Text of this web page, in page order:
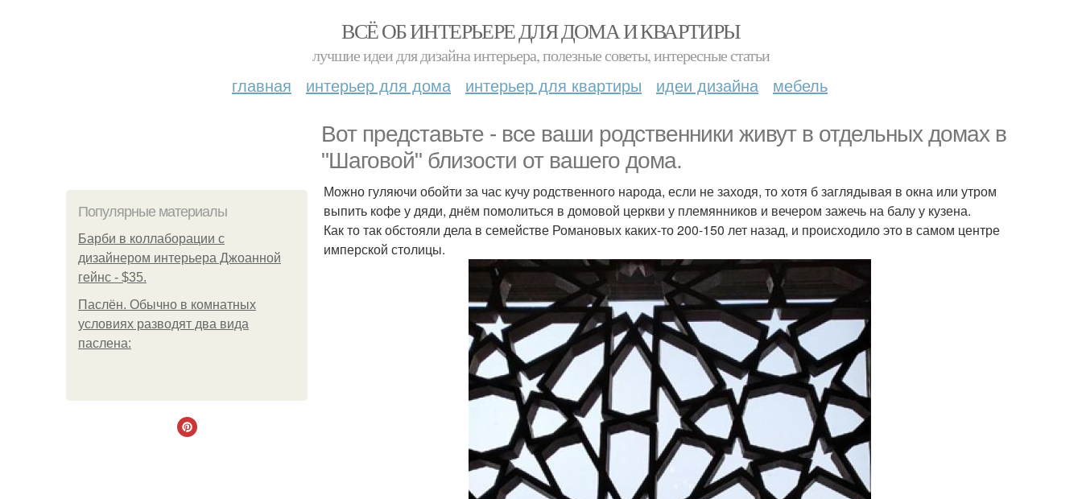
ВСЁ ОБ ИНТЕРЬЕРЕ ДЛЯ ДОМА И КВАРТИРЫ
лучшие идеи для дизайна интерьера, полезные советы, интересные статьи
главная интерьер для дома интерьер для квартиры идеи дизайна мебель
Вот представьте - все ваши родственники живут в отдельных домах в
"Шаговой" близости от вашего дома.
Популярные материалы
Барби в коллаборации с
дизайнером интерьера Джоанной
гейнс - $35.
Паслён. Обычно в комнатных
условиях разводят два вида
паслена:
Можно гуляючи обойти за час кучу родственного народа, если не заходя, то хотя б заглядывая в окна или утром
выпить кофе у дяди, днём помолиться в домовой церкви у племянников и вечером зажечь на балу у кузена.
Как то так обстояли дела в семействе Романовых каких-то 200-150 лет назад, и происходило это в самом центре
имперской столицы.